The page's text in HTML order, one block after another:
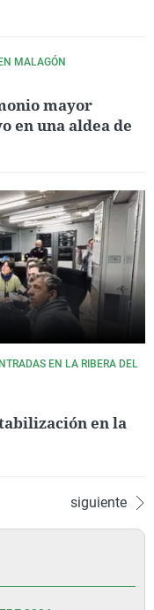
MALAGÓN
mayor
en una aldea de
EN LA RIBERA DEL
en la
siguiente